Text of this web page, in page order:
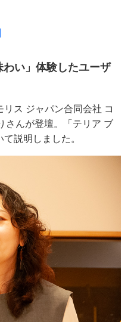
い」体験したユーザ
ス ジャパン合同会社 コ
さんが登壇。「テリア ブ
説明しました。